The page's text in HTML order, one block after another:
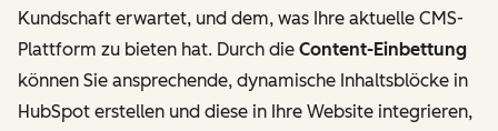
Kundschaft erwartet, und dem, was Ihre aktuelle CMS-
Plattform zu bieten hat. Durch die Content-Einbettung
können Sie ansprechende, dynamische Inhaltsblöcke in
HubSpot erstellen und diese in Ihre Website integrieren,